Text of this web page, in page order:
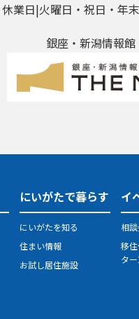
休業日|火曜日・祝日・年
銀座・新潟情報館
にいがたで暮らす
にいがたを知る
住まい情報
お試し居住施設
イ
相
移
タ